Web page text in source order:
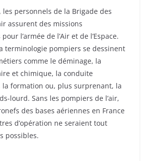
personnels de la Brigade des
assurent des missions
l’armée de l’Air et de l’Espace.
terminologie pompiers se dessinent
comme le déminage, la
et chimique, la conduite
formation ou, plus surprenant, la
lourd. Sans les pompiers de l’air,
des bases aériennes en France
d’opération ne seraient tout
possibles.